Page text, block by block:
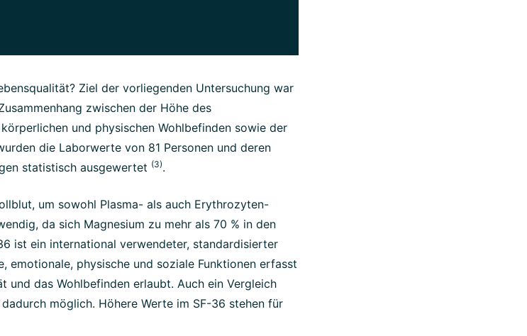
Ziel der vorliegenden Untersuchung war
zwischen der Höhe des
und physischen Wohlbefinden sowie der
die Laborwerte von 81 Personen und deren
statistisch ausgewertet (3).
um sowohl Plasma- als auch Erythrozyten-
da sich Magnesium zu mehr als 70 % in den
ist ein international verwendeter, standardisierter
emotionale, physische und soziale Funktionen erfasst
und das Wohlbefinden erlaubt. Auch ein Vergleich
möglich. Höhere Werte im SF-36 stehen für